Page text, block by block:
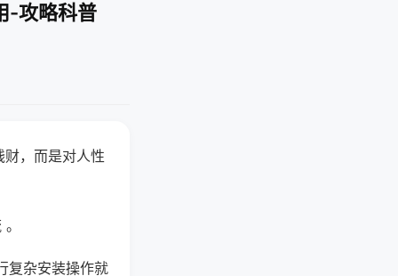
-攻略科普
，而是对人性
复杂安装操作就